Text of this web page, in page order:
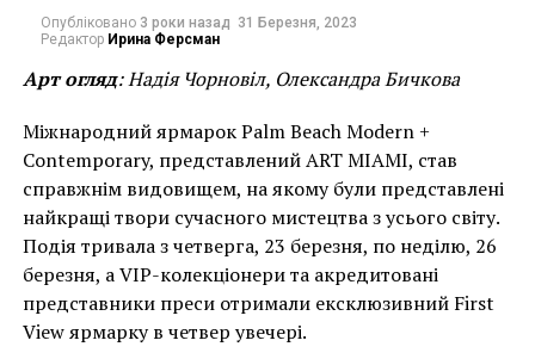
народу, традиції та звичаї українців.
Басанець Валерій Лукич(1941) – художник, який
Один з активних учасників нонконформістського
руху Одеси.
Белень Магдалина Іванівна(1951) – майстриня-
чарівниця. Їі керамічні «закарпатці» викликають
щасливу посмішку, такі вони гарні, сповнені гумору
й життєвої мудрості.
Опубліковано 3 роки назад 31 Березня, 2023
Редактор Ирина Ферсман
Арт огляд: Надія Чорновіл, Олександра Бичкова
Міжнародний ярмарок Palm Beach Modern +
Contemporary, представлений ART MIAMI, став
справжнім видовищем, на якому були представлені
найкращі твори сучасного мистецтва з усього світу.
Подія тривала з четверга, 23 березня, по неділю, 26
березня, а VIP-колекціонери та акредитовані
представники преси отримали ексклюзивний First
View ярмарку в четвер увечері.